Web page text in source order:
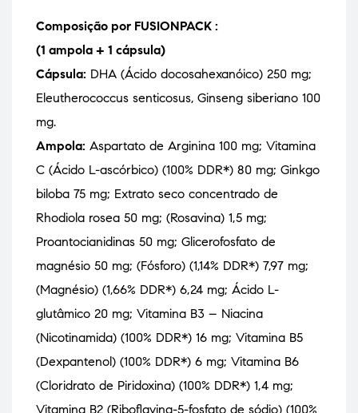
Composição por FUSIONPACK :
(1 ampola + 1 cápsula)
Cápsula: DHA (Ácido docosahexanóico) 250 mg;
Eleutherococcus senticosus, Ginseng siberiano 100
mg.
Ampola: Aspartato de Arginina 100 mg; Vitamina
C (Ácido L-ascórbico) (100% DDR*) 80 mg; Ginkgo
biloba 75 mg; Extrato seco concentrado de
Rhodiola rosea 50 mg; (Rosavina) 1,5 mg;
Proantocianidinas 50 mg; Glicerofosfato de
magnésio 50 mg; (Fósforo) (1,14% DDR*) 7,97 mg;
(Magnésio) (1,66% DDR*) 6,24 mg; Ácido L-
glutâmico 20 mg; Vitamina B3 – Niacina
(Nicotinamida) (100% DDR*) 16 mg; Vitamina B5
(Dexpantenol) (100% DDR*) 6 mg; Vitamina B6
(Cloridrato de Piridoxina) (100% DDR*) 1,4 mg;
Vitamina B2 (Riboflavina-5-fosfato de sódio) (100%